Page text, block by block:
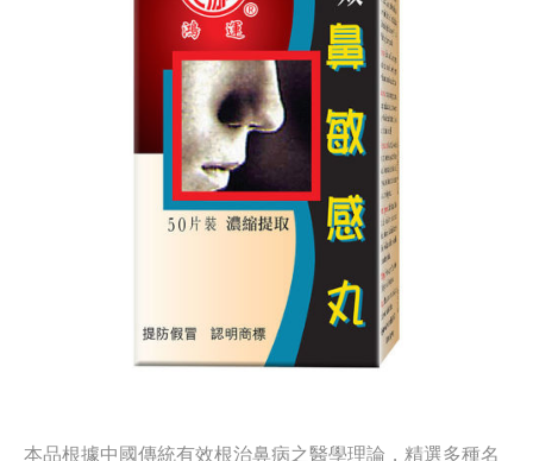
本品根據中國傳統有效根治鼻病之醫學理論，精選多種名